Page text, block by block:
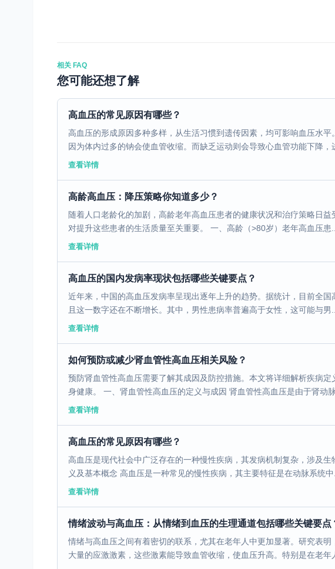
相关 FAQ
您可能还想了解
高血压的常见原因有哪些？
高血压的形成原因多种多样，从生活习惯到遗传因素，均可影响血压水
因为体内过多的钠会使血管收缩。而缺乏运动则会导致心血管功能下降，
查看详情
高龄高血压：降压策略你知道多少？
随着人口老龄化的加剧，高龄老年高血压患者的健康状况和治疗策略日
对提升这些患者的生活质量至关重要。 一、高龄（>80岁）老年高血压患...
查看详情
高血压的国内发病率现状包括哪些关键要点？
近年来，中国的高血压发病率呈现出逐年上升的趋势。据统计，目前全
且这一数字还在不断增长。其中，男性患病率普遍高于女性，这可能与男...
查看详情
如何预防或减少肾血管性高血压相关风险？
预防肾血管性高血压需要了解其成因及防控措施。本文将详细解析疾病
身健康。 一、肾血管性高血压的定义与成因 肾血管性高血压是由于肾动脉
查看详情
高血压的常见原因有哪些？
高血压是现代社会中广泛存在的一种慢性疾病，其发病机制复杂，涉及
义及基本概念 高血压是一种常见的慢性疾病，其主要特征是在动脉系统中
查看详情
情绪波动与高血压：从情绪到血压的生理通道包括哪些关键要点
情绪与高血压之间有着密切的联系，尤其在老年人中更加显著。研究表
大量的应激激素，这些激素能导致血管收缩，使血压升高。特别是在老年